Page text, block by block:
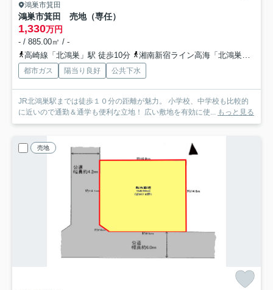
鴻巣市箕田
鴻巣市箕田 売地（専任）
1,330万円
- / 885.00㎡ / -
高崎線「北鴻巣」駅 徒歩10分
湘南新宿ライン高海「北鴻巣」駅 徒歩10分
都市ガス 陽当り良好 公共下水
JR北鴻巣駅までは徒歩１０分の距離が魅力。 小学校、中学校も比較的
に近いので通勤＆通学も便利な立地！ 広い敷地を有効に使... もっと見る
売地